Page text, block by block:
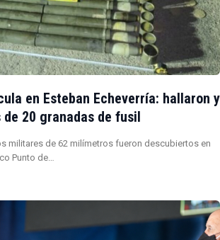
en Esteban Echeverría: hallaron y
20 granadas de fusil
militares de 62 milímetros fueron descubiertos en
Punto de…